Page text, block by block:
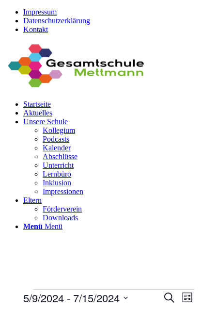
Impressum
Datenschutzerklärung
Kontakt
Startseite
Aktuelles
Unsere Schule
Kollegium
Podcasts
Kalender
Abschlüsse
Unterricht
Lernbüro
Inklusion
Impressionen
Eltern
Förderverein
Downloads
Menü Menü
Veranstaltungen Suche
Liste
5/9/2024 - 7/15/2024